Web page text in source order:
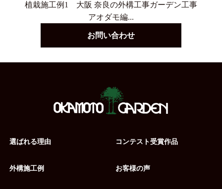
植栽施工例1 大阪 奈良の外構工事ガーデン工事
アオダモ編...
お問い合わせ
選ばれる理由
外構施工例
コンテスト受賞作品
お客様の声